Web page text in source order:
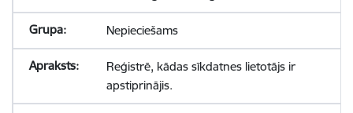
Nepieciešams
Reģistrē, kādas sīkdatnes lietotājs ir
apstiprinājis.